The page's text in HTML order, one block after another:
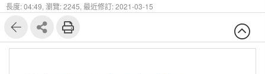
長度: 04:49, 瀏覽: 2245, 最近修訂: 2021-03-15